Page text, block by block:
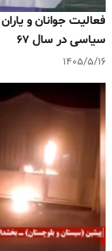
فعالیت جوانان و
سیاسی در سال ۶۷
۱۴۰۵/۵/۱۶